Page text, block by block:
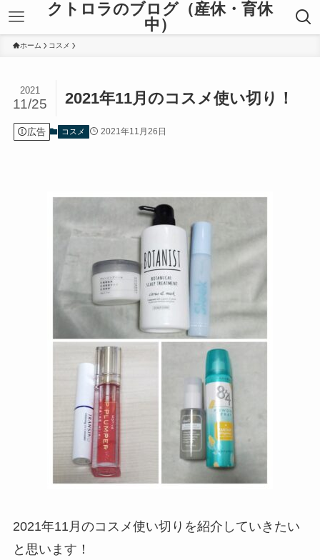
クトロラのブログ（産休・育休
中）
ホーム コスメ
2021年11月のコスメ使い切り！
2021
11/25
広告 コスメ 2021年11月26日
2021年11月のコスメ使い切りを紹介していきたい
と思います！